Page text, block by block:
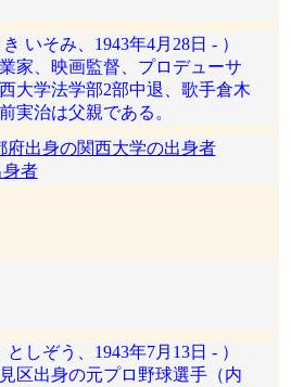
いそみ、1943年4月28日 - ）
家、映画監督、プロデューサ
大学法学部2部中退、歌手倉木
実治は父親である。
府出身の関西大学の出身者
者
しぞう、1943年7月13日 - ）
区出身の元プロ野球選手（内